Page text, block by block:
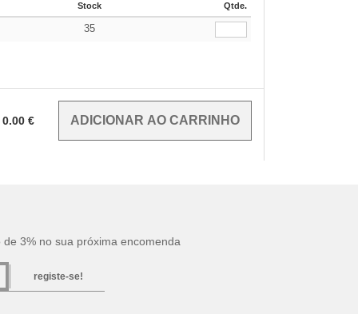
Stock Qtde.
35
0.00 €
3% no sua próxima encomenda
registe-se!